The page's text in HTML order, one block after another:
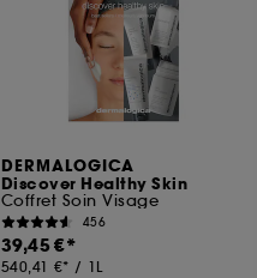
DERMALOGICA
Discover Healthy Skin
Coffret Soin Visage
456
39,45 €
540,41 € / 1L